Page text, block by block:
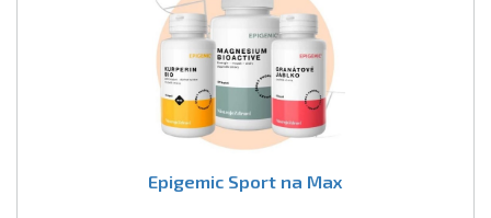
Epigemic Sport na Max